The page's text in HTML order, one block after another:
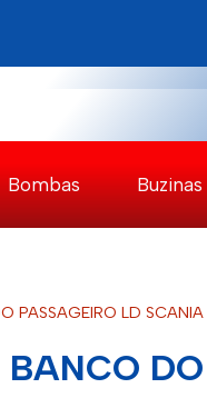
Bombas Buzinas
PASSAGEIRO LD SCANIA